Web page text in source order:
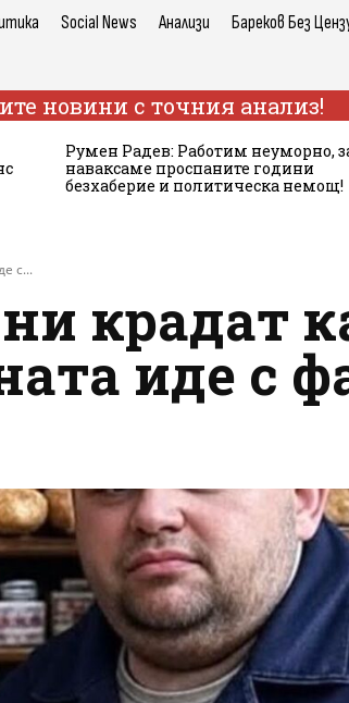
Social News Анализи Бареков Без
новини с точния анализ!
Румен Радев: Работим неуморно,
наваксаме проспаните години
безхаберие и политическа немощ!
с...
крадат
иде с